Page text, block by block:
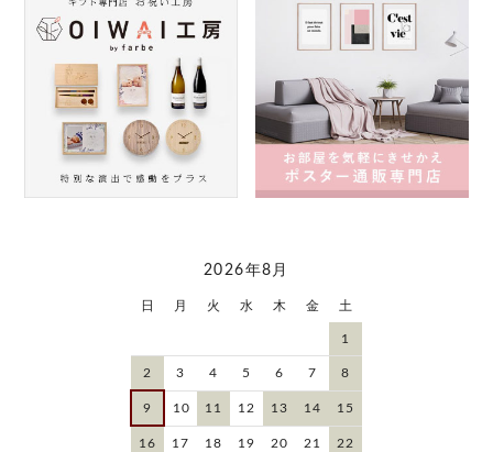
2026年8月
日 月 火 水 木 金 土
1
2 3 4 5 6 7 8
9 10 11 12 13 14 15
16 17 18 19 20 21 22